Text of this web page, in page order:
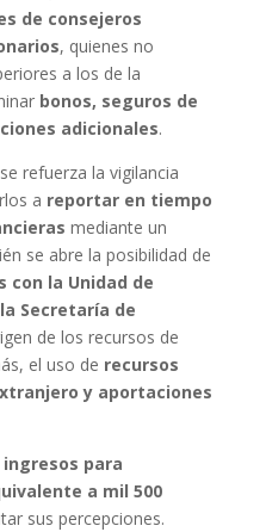
de consejeros
, quienes no
a los de la
bonos, seguros de
adicionales.
refuerza la vigilancia
a reportar en tiempo
mediante un
se abre la posibilidad de
con la Unidad de
Secretaría de
de los recursos de
el uso de recursos
y aportaciones
para
a mil 500
sus percepciones.